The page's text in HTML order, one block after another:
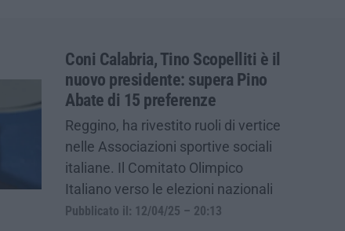
Coni Calabria, Tino Scopelliti è il
nuovo presidente: supera Pino
Abate di 15 preferenze
Reggino, ha rivestito ruoli di vertice
nelle Associazioni sportive sociali
italiane. Il Comitato Olimpico
Italiano verso le elezioni nazionali
Pubblicato il: 12/04/25 – 20:13